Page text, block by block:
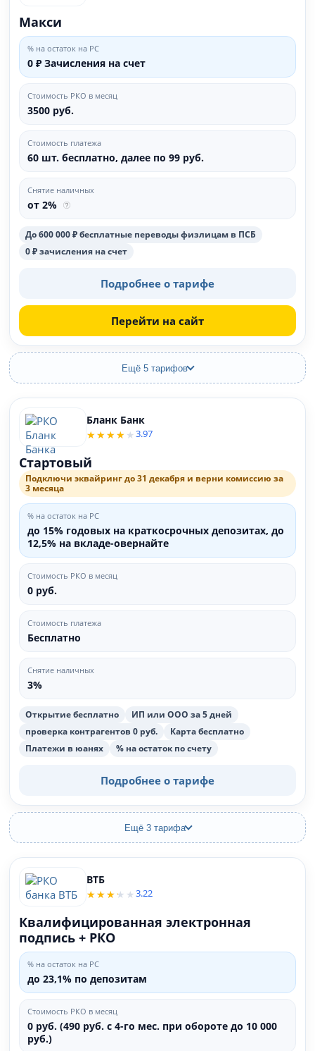
Макси
% на остаток на РС
0 ₽ Зачисления на счет
Стоимость РКО в месяц
3500 руб.
Стоимость платежа
60 шт. бесплатно, далее по 99 руб.
Снятие наличных
от 2%
До 600 000 ₽ бесплатные переводы физлицам в ПСБ
0 ₽ зачисления на счет
Подробнее о тарифе
Перейти на сайт
Ещё 5 тарифов
Бланк Банк
3.97
Стартовый
Подключи эквайринг до 31 декабря и верни комиссию за
3 месяца
% на остаток на РС
до 15% годовых на краткосрочных депозитах, до
12,5% на вкладе-овернайте
Стоимость РКО в месяц
0 руб.
Стоимость платежа
Бесплатно
Снятие наличных
3%
Открытие бесплатно
ИП или ООО за 5 дней
проверка контрагентов 0 руб.
Карта бесплатно
Платежи в юанях
% на остаток по счету
Подробнее о тарифе
Ещё 3 тарифа
ВТБ
3.22
Квалифицированная электронная
подпись + РКО
% на остаток на РС
до 23,1% по депозитам
Стоимость РКО в месяц
0 руб. (490 руб. с 4-го мес. при обороте до 10 000
руб.)